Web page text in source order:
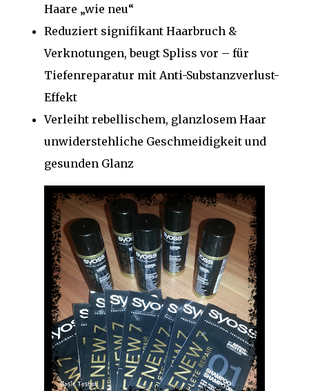
Haare „wie neu“
Reduziert signifikant Haarbruch &
Verknotungen, beugt Spliss vor – für
Tiefenreparatur mit Anti-Substanzverlust-
Effekt
Verleiht rebellischem, glanzlosem Haar
unwiderstehliche Geschmeidigkeit und
gesunden Glanz